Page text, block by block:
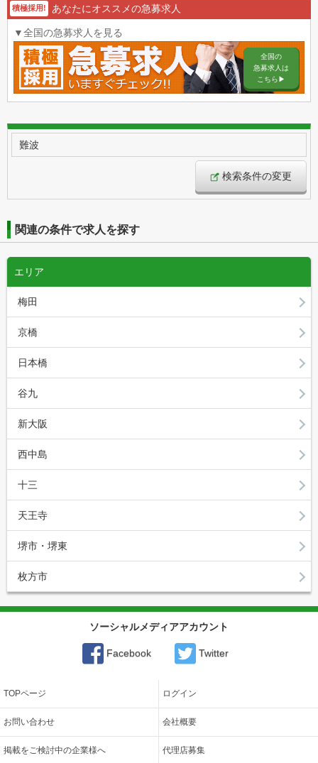
積極採用! あなたにオススメの急募求人
▼全国の急募求人を見る
全国の
急募求人は
こちら▶︎
難波
検索条件の変更
関連の条件で求人を探す
エリア
梅田
京橋
日本橋
谷九
新大阪
西中島
十三
天王寺
堺市・堺東
枚方市
ソーシャルメディアアカウント
Facebook Twitter
TOPページ ログイン
お問い合わせ 会社概要
掲載をご検討中の企業様へ 代理店募集